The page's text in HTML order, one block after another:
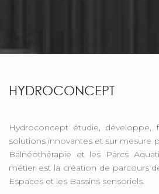
HYDROCONCEPT
Hydroconcept étudie, développe,
solutions innovantes et sur mesure
Balnéothérapie et les Parcs
métier est la création de parcours
Espaces et les Bassins sensoriels.